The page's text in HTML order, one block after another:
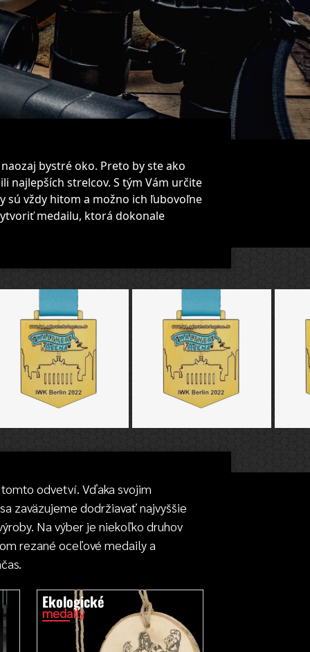
bystré oko. Preto by ste ako
najlepších strelcov. S tým Vám určite
sú vždy hitom a možno ich ľubovoľne
medailu, ktorá dokonale
odvetví. Vďaka svojim
zaväzujeme dodržiavať najvyššie
Na výber je niekoľko druhov
rezané oceľové medaily a
Ekologické
medaily